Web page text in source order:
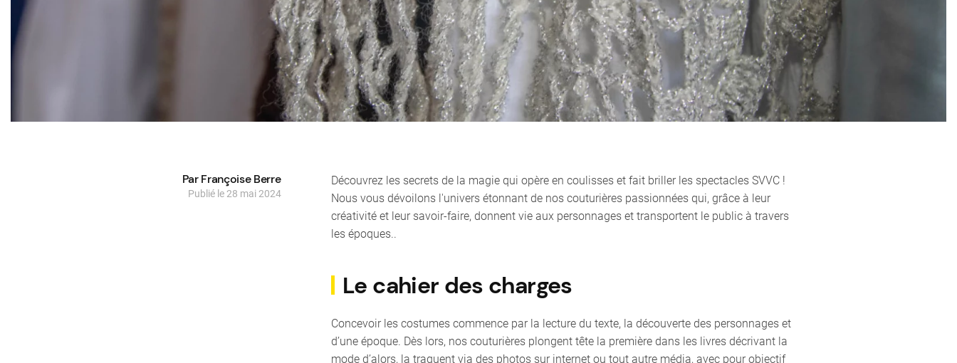
Par Françoise Berre
Publié le 28 mai 2024
Découvrez les secrets de la magie qui opère en coulisses et fait briller les spectacles SVVC !
Nous vous dévoilons l'univers étonnant de nos couturières passionnées qui, grâce à leur
créativité et leur savoir-faire, donnent vie aux personnages et transportent le public à travers
les époques..
Le cahier des charges
Concevoir les costumes commence par la lecture du texte, la découverte des personnages et
d’une époque. Dès lors, nos couturières plongent tête la première dans les livres décrivant la
mode d’alors, la traquent via des photos sur internet ou tout autre média, avec pour objectif